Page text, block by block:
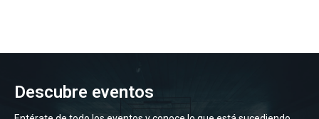
Descubre eventos